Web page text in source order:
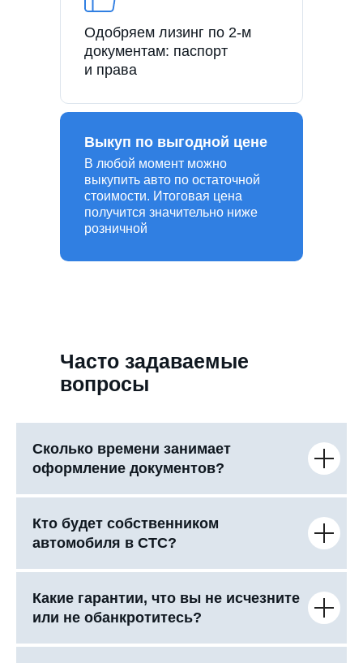
Одобряем лизинг по 2-м
документам: паспорт
и права
В любой момент можно
выкупить авто по остаточной
стоимости. Итоговая цена
получится значительно ниже
розничной
Выкуп по выгодной цене
Часто задаваемые
вопросы
Сколько времени занимает
оформление документов?
Кто будет собственником
автомобиля в СТС?
Какие гарантии, что вы не исчезните
или не обанкротитесь?